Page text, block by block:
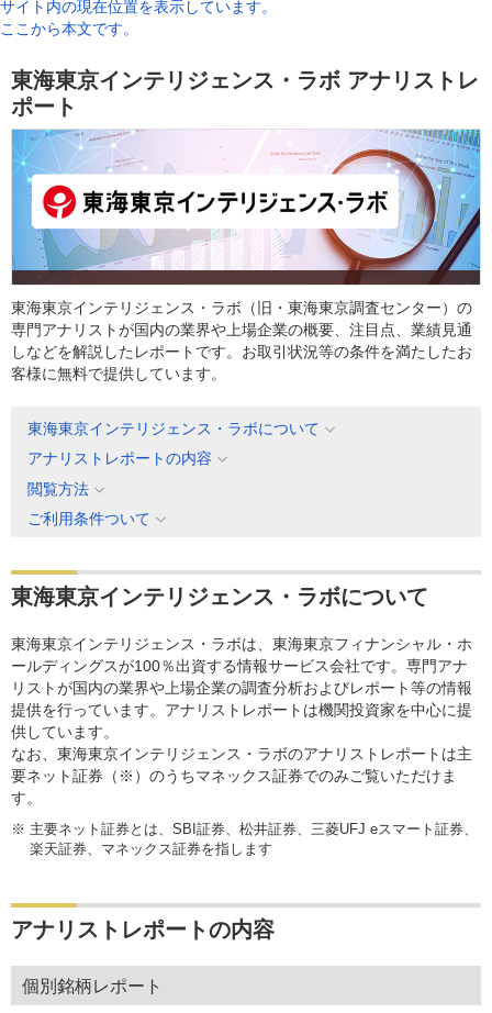
サイト内の現在位置を表示しています。
ここから本文です。
東海東京インテリジェンス・ラボ アナリストレ
ポート
東海東京インテリジェンス・ラボ（旧・東海東京調査センター）の
専門アナリストが国内の業界や上場企業の概要、注目点、業績見通
しなどを解説したレポートです。お取引状況等の条件を満たしたお
客様に無料で提供しています。
東海東京インテリジェンス・ラボについて
アナリストレポートの内容
閲覧方法
ご利用条件ついて
東海東京インテリジェンス・ラボについて
東海東京インテリジェンス・ラボは、東海東京フィナンシャル・ホ
ールディングスが100％出資する情報サービス会社です。専門アナ
リストが国内の業界や上場企業の調査分析およびレポート等の情報
提供を行っています。アナリストレポートは機関投資家を中心に提
供しています。
なお、東海東京インテリジェンス・ラボのアナリストレポートは主
要ネット証券（※）のうちマネックス証券でのみご覧いただけま
す。
※ 主要ネット証券とは、SBI証券、松井証券、三菱UFJ eスマート証券、
楽天証券、マネックス証券を指します
アナリストレポートの内容
個別銘柄レポート